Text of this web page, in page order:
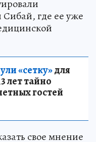
ЧС оперативно
где ее уже
«сетку» для
лет тайно
гостей